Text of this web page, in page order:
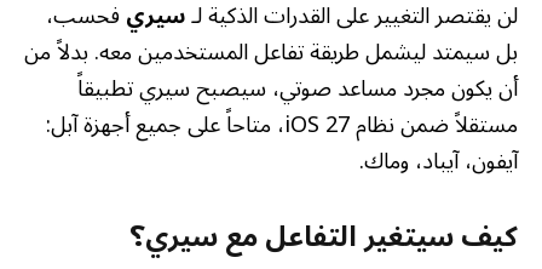
لن يقتصر التغيير على القدرات الذكية لـسيريفحسب،
بل سيمتد ليشمل طريقة تفاعل المستخدمين معه. بدلاً من
أن يكون مجرد مساعد صوتي، سيصبح سيري تطبيقاً
مستقلاً ضمن نظام iOS 27، متاحاً على جميع أجهزة آبل:
آيفون، آيباد، وماك.
كيف سيتغير التفاعل مع سيري؟